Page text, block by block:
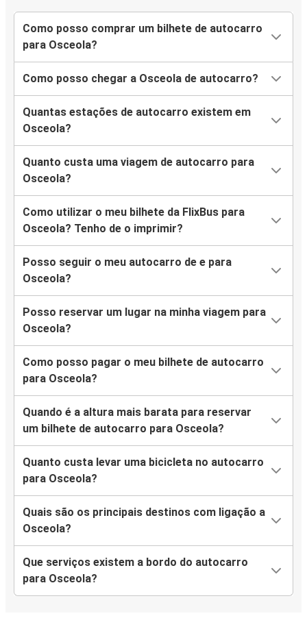
Como posso comprar um bilhete de autocarro
para Osceola?
Como posso chegar a Osceola de autocarro?
Quantas estações de autocarro existem em
Osceola?
Quanto custa uma viagem de autocarro para
Osceola?
Como utilizar o meu bilhete da FlixBus para
Osceola? Tenho de o imprimir?
Posso seguir o meu autocarro de e para
Osceola?
Posso reservar um lugar na minha viagem para
Osceola?
Como posso pagar o meu bilhete de autocarro
para Osceola?
Quando é a altura mais barata para reservar
um bilhete de autocarro para Osceola?
Quanto custa levar uma bicicleta no autocarro
para Osceola?
Quais são os principais destinos com ligação a
Osceola?
Que serviços existem a bordo do autocarro
para Osceola?